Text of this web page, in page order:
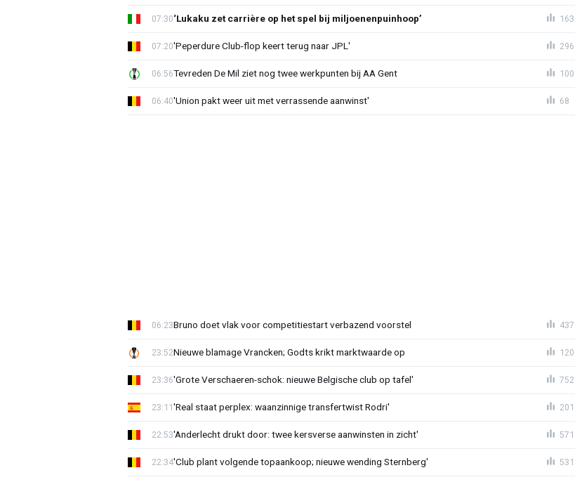
‘Lukaku zet carrière op het spel bij miljoenenpuinhoop’
07:30 163
'Peperdure Club-flop keert terug naar JPL'
07:20 296
Tevreden De Mil ziet nog twee werkpunten bij AA Gent
06:56 100
'Union pakt weer uit met verrassende aanwinst'
06:40 68
Bruno doet vlak voor competitiestart verbazend voorstel
06:23 437
Nieuwe blamage Vrancken; Godts krikt marktwaarde op
23:52 120
'Grote Verschaeren-schok: nieuwe Belgische club op tafel'
23:36 752
'Real staat perplex: waanzinnige transfertwist Rodri'
23:11 201
'Anderlecht drukt door: twee kersverse aanwinsten in zicht'
22:53 571
'Club plant volgende topaankoop; nieuwe wending Sternberg'
22:34 531